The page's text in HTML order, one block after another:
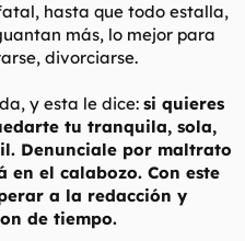
hasta que todo estalla,
más, lo mejor para
divorciarse.
y esta le dice: si quieres
tu tranquila, sola,
Denunciale por maltrato
en el calabozo. Con este
a la redacción y
de tiempo.